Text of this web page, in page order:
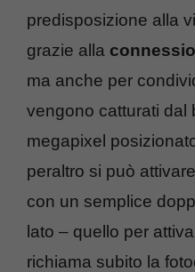
predisposizione alla
grazie alla
ma anche per
vengono catturati dal
megapixel
peraltro si può
con un semplice
lato – quello per
richiama subito la